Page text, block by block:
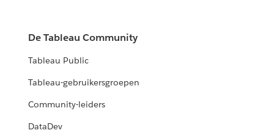
De Tableau Community
Tableau Public
Tableau-gebruikersgroepen
Community-leiders
DataDev